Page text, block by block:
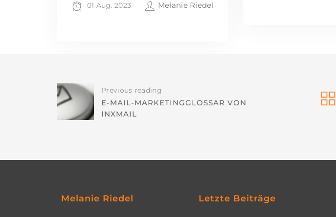
01 Aug. 2023 Melanie Riedel
Previous reading
E-MAIL-MARKETINGGLOSSAR VON
INXMAIL
Melanie Riedel Letzte Beiträge